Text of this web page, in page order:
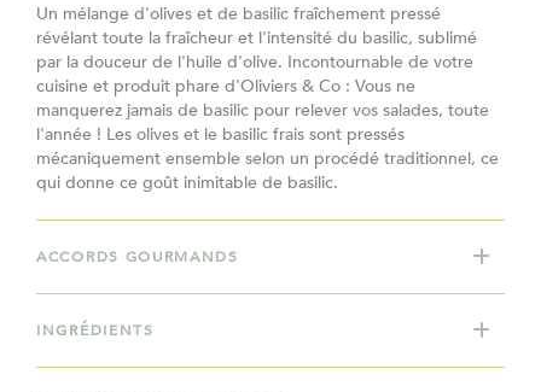
Un mélange d'olives et de basilic fraîchement pressé
révélant toute la fraîcheur et l'intensité du basilic, sublimé
par la douceur de l'huile d'olive. Incontournable de votre
cuisine et produit phare d'Oliviers & Co : Vous ne
manquerez jamais de basilic pour relever vos salades, toute
l'année ! Les olives et le basilic frais sont pressés
mécaniquement ensemble selon un procédé traditionnel, ce
qui donne ce goût inimitable de basilic.
ACCORDS GOURMANDS
INGRÉDIENTS